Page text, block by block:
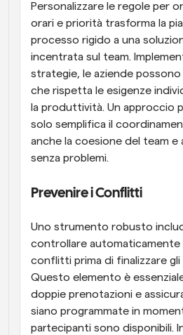
Personalizzare le regole per
orari e priorità trasforma la
processo rigido a una
incentrata sul team.
strategie, le aziende
che rispetta le esigenze
la produttività. Un approccio
solo semplifica il
anche la coesione del team e
senza problemi.
Prevenire i Conflitti
Uno strumento robusto
controllare automaticamente
conflitti prima di finalizzare gli
Questo elemento è
doppie prenotazioni e
siano programmate in
partecipanti sono disponibili.